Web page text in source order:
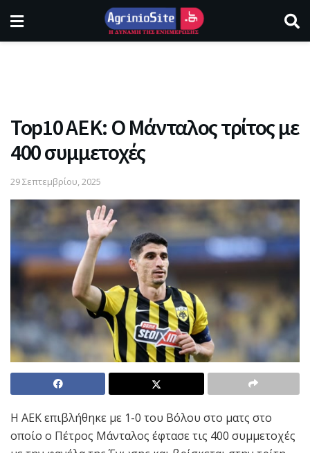
Top10 ΑΕΚ: Ο Μάνταλος τρίτος με
400 συμμετοχές
29 Σεπτεμβρίου, 2025
Η ΑΕΚ επιβλήθηκε με 1-0 του Βόλου στο ματς στο
οποίο ο Πέτρος Μάνταλος έφτασε τις 400 συμμετοχές